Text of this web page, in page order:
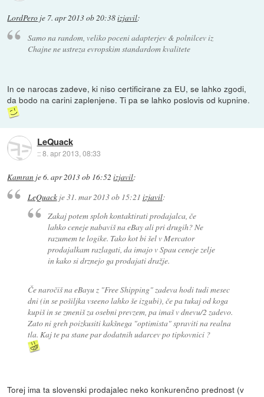
LordPero je 7. apr 2013 ob 20:38izjavil:
Samo na random, veliko poceni adapterjev & polnilcev iz
Chajne ne ustreza evropskim standardom kvalitete
In ce narocas zadeve, ki niso certificirane za EU, se lahko zgodi,
da bodo na carini zaplenjene. Ti pa se lahko poslovis od kupnine.
LeQuack
::8. apr 2013, 08:33
Kamran je6. apr 2013 ob 16:52 izjavil:
LeQuackje31. mar 2013 ob 15:21 izjavil:
Zakaj potem sploh kontaktirati prodajalca, če
lahko ceneje nabaviš na eBay ali pri drugih? Ne
razumem te logike. Tako kot bi šel v Mercator
prodajalkam razlagati, da imajo v Spau ceneje zelje
in kako si drznejo ga prodajati dražje.
Če naročiš na eBayu z "Free Shipping" zadeva hodi tudi mesec
dni (in se pošiljka vseeno lahko še izgubi), če pa tukaj od koga
kupiš in se zmeniš za osebni prevzem, pa imaš v dnevu/2 zadevo.
Zato ni greh poizkusiti kakšnega "optimista" spraviti na realna
tla. Kaj te pa stane par dodatnih udarcev po tipkovnici ?
Torej ima ta slovenski prodajalec neko konkurenčno prednost (v